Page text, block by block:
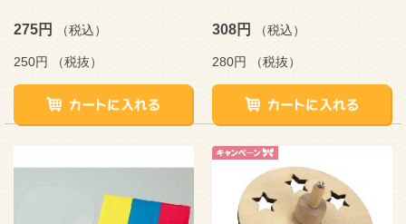
275円 （税込）
250円 （税抜）
308円 （税込）
280円 （税抜）